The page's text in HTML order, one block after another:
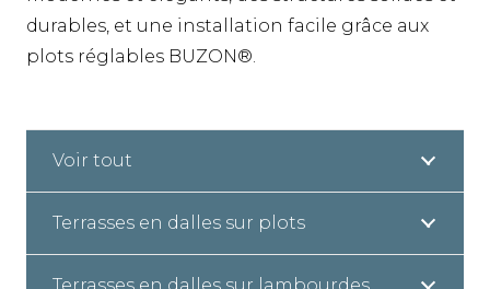
durables, et une installation facile grâce aux
plots réglables BUZON®.
Voir tout
Terrasses en dalles sur plots